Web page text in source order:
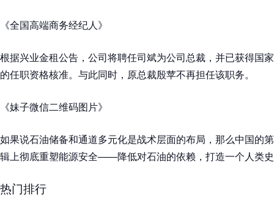
《全国高端商务经纪人》
根据兴业金租公告，公司将聘任司斌为公司总裁，并已获得国
的任职资格核准。与此同时，原总裁殷苹不再担任该职务。
《妹子微信二维码图片》
如果说石油储备和通道多元化是战术层面的布局，那么中国的
辑上彻底重塑能源安全——降低对石油的依赖，打造一个人类史
热门排行